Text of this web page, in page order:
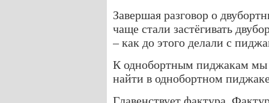
Завершая разговор о
чаще стали застёгивать
– как до этого делали с
К однобортным пиджакам мы
найти в однобортном